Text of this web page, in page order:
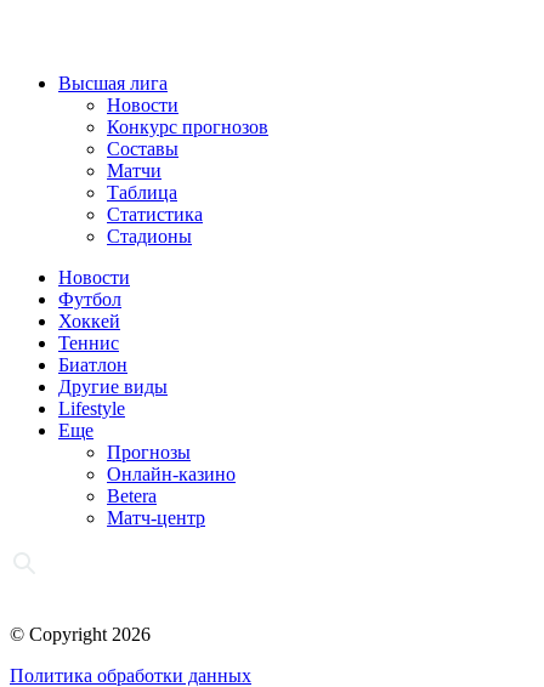
Высшая лига
Новости
Конкурс прогнозов
Составы
Матчи
Таблица
Статистика
Стадионы
Новости
Футбол
Хоккей
Теннис
Биатлон
Другие виды
Lifestyle
Еще
Прогнозы
Онлайн-казино
Betera
Матч-центр
© Copyright 2026
Политика обработки данных